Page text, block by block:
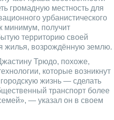
громадную местность для
урбанистического
минимум, получит
территорию своей
жилья, возрождённую землю.
Трюдо, похоже,
которые возникнут
жизнь — сделать
транспорт более
— указал он в своем